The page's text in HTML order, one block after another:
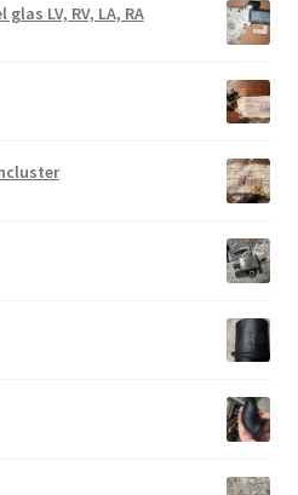
LV, RV, LA, RA